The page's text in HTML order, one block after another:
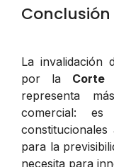
Conclusión
La invalidación
por la Corte
representa
comercial:
para la
necesita para